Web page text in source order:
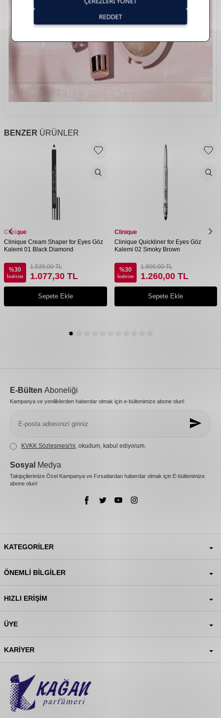
BENZER ÜRÜNLER
Clinique
Clinique Cream Shaper for Eyes Göz
Kalemi 01 Black Diamond
%30
İndirim
1.539,00TL
1.077,30 TL
Sepete Ekle
Clinique
Clinique Quickliner for Eyes Göz
Kalemi 02 Smoky Brown
%30
İndirim
1.800,00TL
1.260,00TL
Sepete Ekle
E-Bülten Aboneliği
Kampanya ve yeniliklerden haberdar olmak için e-bültenimize abone olun!
KVKK Sözleşmesi'ni , okudum, kabul ediyorum.
Sosyal Medya
Takipçilerimize Özel Kampanya ve Fırsatlardan haberdar olmak için E-bültenimize
abone olun!
KATEGORILER
ÖNEMLI BILGILER
HIZLI ERIŞIM
ÜYE
KARIYER